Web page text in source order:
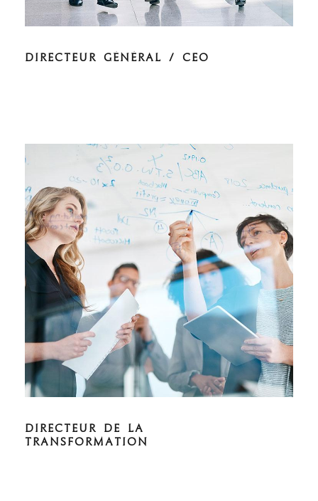
DIRECTEUR GÉNÉRAL / CEO
DIRECTEUR DE LA
TRANSFORMATION